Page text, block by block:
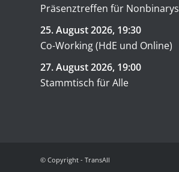
Präsenztreffen für Nonbinarys
25. August 2026, 19:30
Co-Working (HdE und Online)
27. August 2026, 19:00
Stammtisch für Alle
© Copyright - TransAll